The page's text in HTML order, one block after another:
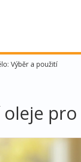
Výběr a použití
oleje